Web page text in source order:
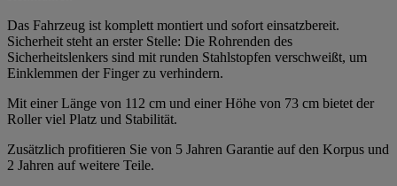
Das Fahrzeug ist komplett montiert und sofort einsatzbereit.
Sicherheit steht an erster Stelle: Die Rohrenden des
Sicherheitslenkers sind mit runden Stahlstopfen verschweißt, um
Einklemmen der Finger zu verhindern.
Mit einer Länge von 112 cm und einer Höhe von 73 cm bietet der
Roller viel Platz und Stabilität.
Zusätzlich profitieren Sie von 5 Jahren Garantie auf den Korpus und
2 Jahren auf weitere Teile.